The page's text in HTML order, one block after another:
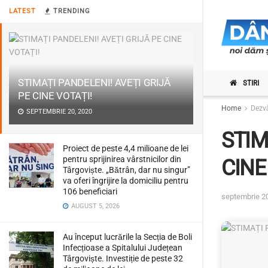
LATEST TRENDING
STIMAȚI PANDELENI! AVEȚI GRIJĂ
PE CINE VOTAȚI!
SEPTEMBRIE 20, 2020
Proiect de peste 4,4 milioane de lei
pentru sprijinirea vârstnicilor din
Târgoviște. „Bătrân, dar nu singur”
va oferi îngrijire la domiciliu pentru
106 beneficiari
AUGUST 5, 2026
Au început lucrările la Secția de Boli
Infecțioase a Spitalului Județean
Târgoviște. Investiție de peste 32
STIRI
Home
septembrie